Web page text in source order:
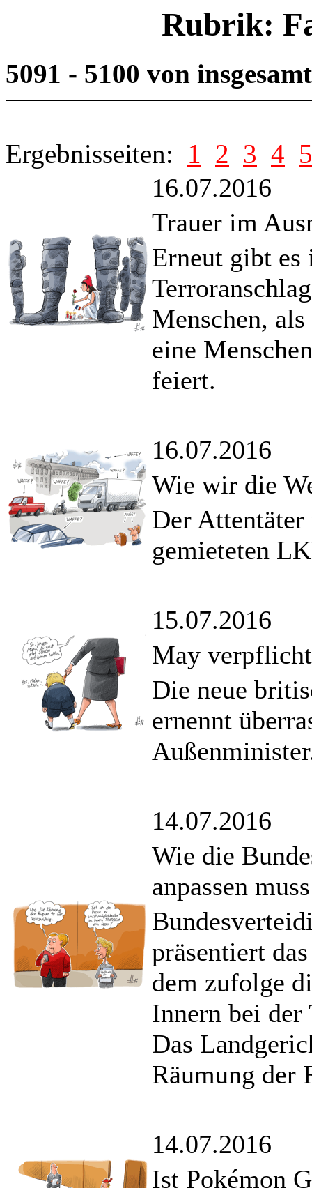
Rubrik:
5091 - 5100 von
Ergebnisseiten: 1 2 3 4 5
16.07.2016
Trauer im
Erneut gibt es
Menschen,
eine
feiert.
16.07.2016
Wie wir die
Der
gemieteten
15.07.2016
May
Die neue
ernennt
14.07.2016
Wie die
anpassen muss
präsentiert
dem zufolge
Innern bei der
Das
Räumung der
14.07.2016
Ist Pokémon